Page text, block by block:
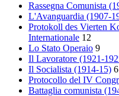
Rassegna Comunista
L'Avanguardia (1907-
Protokoll des Vierten
Internationale 12
Lo Stato Operaio 9
Il Lavoratore (1921-
Il Socialista (1914‑15) 6
Protocollo del IV
Battaglia comunista